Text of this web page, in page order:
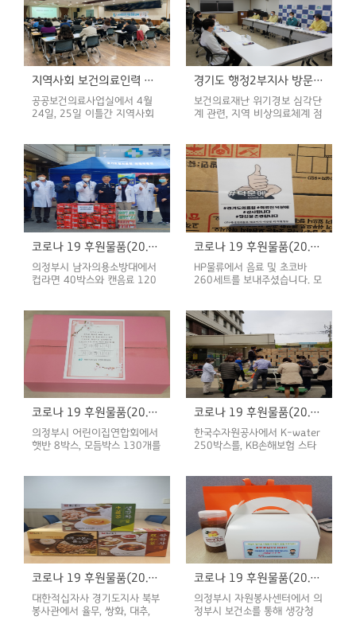
지역사회 보건의료인력 역량강화 교육 실시(24.04.25. ~ 24.04.26.)
공공보건의료사업실에서 4월
24일, 25일 이틀간 지역사회
협력체계 구축사업 중 감염 및
환자안전관리, 중증 응급 이송
전원 및 진료 협력 사업의 일환
으로 양주, 동두천시 요양시설
종사자 대상으로 실시하였습니
다.
경기도 행정2부지사 방문(24.03.06)
보건의료재난 위기경보 심각단
계 관련, 지역 비상의료체계 점
코로나 19 후원물품(20.04.28)
의정부시 남자의용소방대에서
컵라면 40박스와 캔음료 120
320개를 보내주셨습니다. 모두
가 어려운 상황임에도 불구하고
응원의 마음을 담아 보내주신
의정부시 남자의용소방대와 대
한적십자사 경기도지사 북부봉
사관 관계자 여러분께 감사의
말씀을 전합니다.
코로나 19 후원물품(20.04.27)
HP물류에서 음료 및 초코바
260세트를 보내주셨습니다. 모
계자 여러분께 감사의 말씀을
전합니다.
코로나 19 후원물품(20.04.24)
의정부시 어린이집연합회에서
햇반 8박스, 모듬박스 130개를
씀을 전합니다.
코로나 19 후원물품(20.04.22)
한국수자원공사에서 K-water
250박스를, KB손해보험 스타
료 720개를 보내주셨습니다.
모두가 어려운 상황임에도 불구
하고 응원을 보내주신 한국수자
원공사, KB손해보험 스타즈 배
구단 관계자 여러분께 감사의
말씀을 전합니다.
코로나 19 후원물품(20.04.21)
대한적십자사 경기도지사 북부
봉사관에서 율무, 쌍화, 대추,
코로나 19 후원물품(20.04.20)
의정부시 자원봉사센터에서 의
정부시 보건소를 통해 생강청